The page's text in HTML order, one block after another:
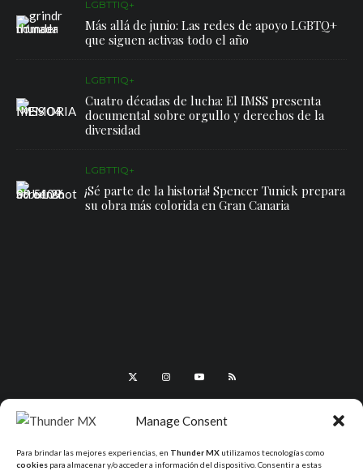
Manage Consent
Para brindar las mejores experiencias, en Thunder MX utilizamos tecnologías como
cookies para almacenar y/o acceder a información del dispositivo. Consentir a estas
LGBTTIQ+
Más allá de junio: Las redes de apoyo LGBTQ+
que siguen activas todo el año
LGBTTIQ+
Cuatro décadas de lucha: El IMSS presenta
documental sobre orgullo y derechos de la
diversidad
LGBTTIQ+
¡Sé parte de la historia! Spencer Tunick prepara
su obra más colorida en Gran Canaria